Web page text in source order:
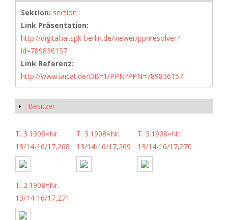
Sektion: section
Link Präsentation:
http://digital.iai.spk-berlin.de/viewer/ppnresolver?
id=789836157
Link Referenz:
http://www.iaicat.de/DB=1/PPN?PPN=789836157
Show
Besitzer
T. 3.1908=Nr.
13/14-16/17,268
T. 3.1908=Nr.
13/14-16/17,269
T. 3.1908=Nr.
13/14-16/17,270
T. 3.1908=Nr.
13/14-16/17,271